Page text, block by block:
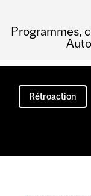
Programmes,
Main
navigation
Rétroaction